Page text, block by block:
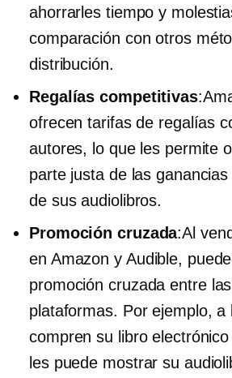
ahorrarles tiempo y
comparación con otros
distribución.
Regalías competitivas
ofrecen tarifas de regalías
autores, lo que les permite
parte justa de las
de sus audiolibros.
Promoción cruzada:Al
en Amazon y Audible,
promoción cruzada entre
plataformas. Por ejemplo, a
compren su libro
les puede mostrar su